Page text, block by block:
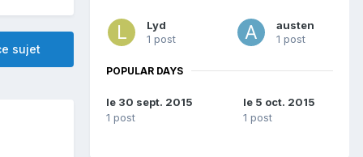
sujet
Lyd
1 post
austen
1 post
POPULAR DAYS
le 30 sept. 2015
1 post
le 5 oct. 2015
1 post